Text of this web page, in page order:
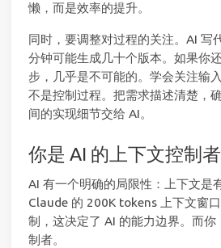
懒，而是效率的提升。
同时，要调整对过程的关注。AI 写
分钟可能生成几十个版本。如果你
步，几乎是不可能的。学会关注输
不是控制过程。把需求描述清楚，
间的实现细节交给 AI。
你是 AI 的上下文控制者
AI 有一个明确的局限性：上下文是
Claude 的 200K tokens 上下文窗
制，这决定了 AI 的能力边界。而你
制者。